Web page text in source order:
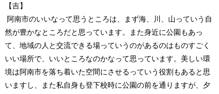
【吉】
阿南市のいいなって思うところは、まず海、川、山っていう自
然が豊かなところだと思っています。また身近に公園もあっ
て、地域の人と交流できる場っていうのがあるのはものすごく
いい場所で、いいところなのかなって思っています。美しい環
境は阿南市を落ち着いた空間にさせるっていう役割もあると思
いますし、また私自身も登下校時に公園の前を通りますが、夕